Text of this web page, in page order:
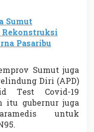
Sumut
Rekonstruksi
Pasaribu
Sumut juga
Diri (APD)
Test Covid-19
itu gubernur juga
untuk